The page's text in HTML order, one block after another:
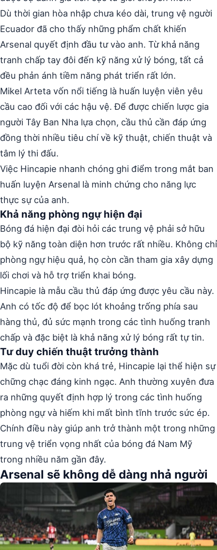
Dù thời gian hòa nhập chưa kéo dài, trung vệ người
Ecuador đã cho thấy những phẩm chất khiến
Arsenal quyết định đầu tư vào anh. Từ khả năng
tranh chấp tay đôi đến kỹ năng xử lý bóng, tất cả
đều phản ánh tiềm năng phát triển rất lớn.
Mikel Arteta vốn nổi tiếng là huấn luyện viên yêu
cầu cao đối với các hậu vệ. Để được chiến lược gia
người Tây Ban Nha lựa chọn, cầu thủ cần đáp ứng
đồng thời nhiều tiêu chí về kỹ thuật, chiến thuật và
tâm lý thi đấu.
Việc Hincapie nhanh chóng ghi điểm trong mắt ban
huấn luyện Arsenal là minh chứng cho năng lực
thực sự của anh.
Khả năng phòng ngự hiện đại
Bóng đá hiện đại đòi hỏi các trung vệ phải sở hữu
bộ kỹ năng toàn diện hơn trước rất nhiều. Không chỉ
phòng ngự hiệu quả, họ còn cần tham gia xây dựng
lối chơi và hỗ trợ triển khai bóng.
Hincapie là mẫu cầu thủ đáp ứng được yêu cầu này.
Anh có tốc độ để bọc lót khoảng trống phía sau
hàng thủ, đủ sức mạnh trong các tình huống tranh
chấp và đặc biệt là khả năng xử lý bóng rất tự tin.
Tư duy chiến thuật trưởng thành
Mặc dù tuổi đời còn khá trẻ, Hincapie lại thể hiện sự
chững chạc đáng kinh ngạc. Anh thường xuyên đưa
ra những quyết định hợp lý trong các tình huống
phòng ngự và hiếm khi mất bình tĩnh trước sức ép.
Chính điều này giúp anh trở thành một trong những
trung vệ triển vọng nhất của bóng đá Nam Mỹ
trong nhiều năm gần đây.
Arsenal sẽ không dễ dàng nhả người